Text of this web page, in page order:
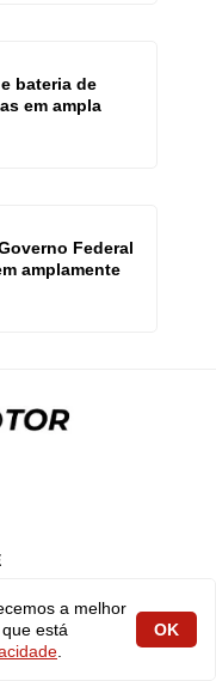
bateria de
em ampla
Federal
amplamente
a melhor
está
OK